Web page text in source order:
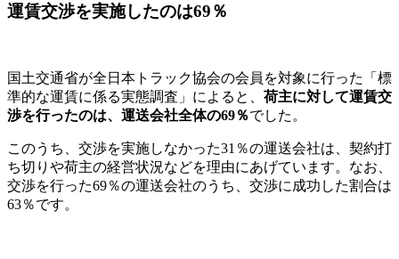
運賃交渉を実施したのは69％
国土交通省が全日本トラック協会の会員を対象に行った「標
準的な運賃に係る実態調査」によると、 荷主に対して運賃交
渉を行ったのは、運送会社全体の69％でした。
このうち、交渉を実施しなかった31％の運送会社は、契約打
ち切りや荷主の経営状況などを理由にあげています。なお、
交渉を行った69％の運送会社のうち、交渉に成功した割合は
63％です。